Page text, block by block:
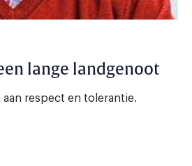
lange landgenoot
aan respect en tolerantie.